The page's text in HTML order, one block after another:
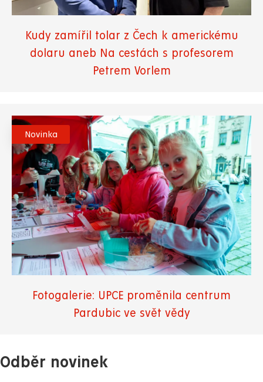
Kudy zamířil tolar z Čech k americkému
dolaru aneb Na cestách s profesorem
Petrem Vorlem
Novinka
Fotogalerie: UPCE proměnila centrum
Pardubic ve svět vědy
Odběr novinek